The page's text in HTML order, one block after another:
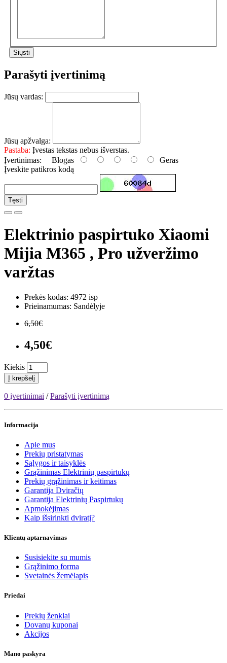
Parašyti įvertinimą
Jūsų vardas:
Jūsų apžvalga:
Pastaba: Įvestas tekstas nebus išverstas.
Įvertinimas: Blogas
Geras
Įveskite patikros kodą
Tęsti
Elektrinio paspirtuko Xiaomi
Mijia M365 , Pro užveržimo
varžtas
Prekės kodas: 4972 isp
Prieinamumas: Sandėlyje
6,50€
4,50€
Kiekis
Į krepšelį
0 įvertinimai /Parašyti įvertinimą
Informacija
Apie mus
Prekių pristatymas
Sąlygos ir taisyklės
Grąžinimas Elektrinių paspirtukų
Prekių grąžinimas ir keitimas
Garantija Dviračių
Garantija Elektrinių Paspirtukų
Apmokėjimas
Kaip išsirinkti dviratį?
Klientų aptarnavimas
Susisiekite su mumis
Grąžinimo forma
Svetainės žemėlapis
Priedai
Prekių ženklai
Dovanų kuponai
Akcijos
Mano paskyra